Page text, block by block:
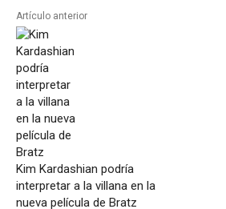
Artículo anterior
Kim Kardashian podría
interpretar a la villana en la
nueva película de Bratz